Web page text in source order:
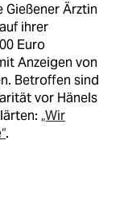
Gießener Ärztin
ihrer
Euro
Anzeigen von
Betroffen sind
vor Hänels
„Wir
.